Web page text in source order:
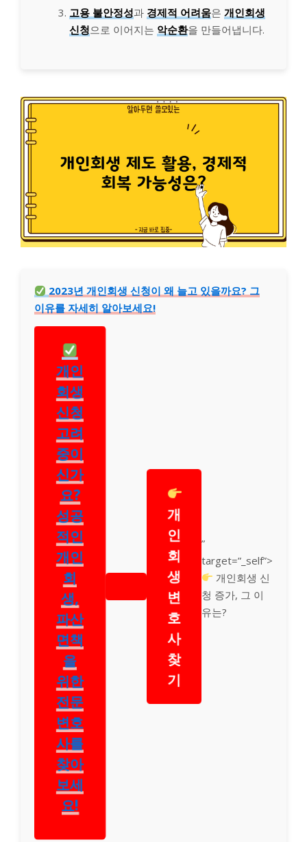
고용 불안정성과 경제적 어려움은 개인회생
신청으로 이어지는 악순환을 만들어냅니다.
2023년 개인회생 신청이 왜 늘고 있을까요? 그
이유를 자세히 알아보세요!
개인
회생
신청
고려
중이
신가
요?
성공
적인
개인
회
생,
파산
면책
을
위한
전문
변호
사를
찾아
보세
개
인
회
생
변
호
사
찾
기
”
target=”_self”>
개인회생 신
청 증가, 그 이
유는?